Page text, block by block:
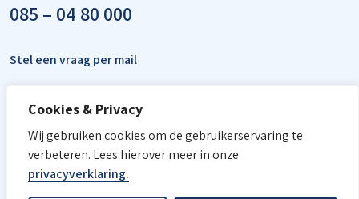
Cookies & Privacy
Wij gebruiken cookies om de gebruikerservaring te
verbeteren. Lees hierover meer in onze
privacyverklaring.
085 – 04 80 000
Stel een vraag per mail